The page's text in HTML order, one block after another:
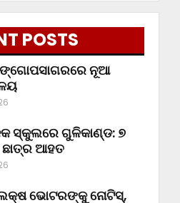
POSTS
ନୂଆ
ସ୍କୁଲରେ ଗୁଳିକାଣ୍ଡ: ୭
ଆହତ
ଭୋଟରଙ୍କୁ ନୋଟିସ୍‌,